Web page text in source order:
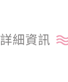
詳細資訊